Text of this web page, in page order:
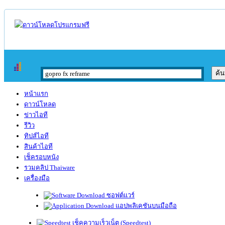
หน้าแรก
ดาวน์โหลด
ข่าวไอที
รีวิว
ทิปส์ไอที
สินค้าไอที
เช็ครอบหนัง
รวมคลิป Thaiware
เครื่องมือ
ซอฟต์แวร์
แอปพลิเคชันบนมือถือ
เช็คความเร็วเน็ต (Speedtest)